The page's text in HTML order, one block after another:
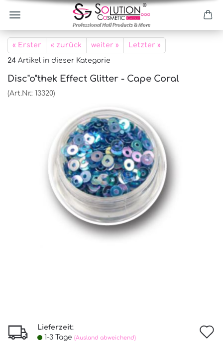
« Erster « zurück weiter » Letzter »
24 Artikel in dieser Kategorie
Disc"o"thek Effect Glitter - Cape Coral
(Art.Nr.: 13320)
Lieferzeit:
1-3 Tage (Ausland abweichend)